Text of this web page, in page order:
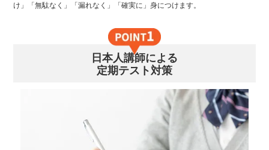
け」「無駄なく」「漏れなく」「確実に」身につけます。
日本人講師による
定期テスト対策